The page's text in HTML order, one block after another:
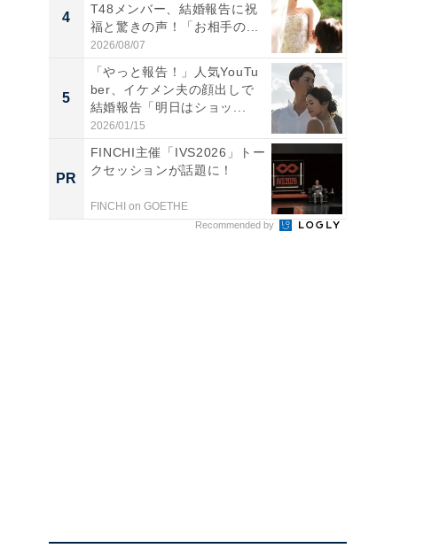
4
T48メンバー、結婚報告に祝
福と驚きの声！「お相手の...
2026/08/07
5
「やっと報告！」人気YouTu
ber、イケメン夫の顔出しで
結婚報告「明日はショッ...
2026/01/15
PR
FINCHI主催「IVS2026」トー
クセッションが話題に！
FINCHI on GOETHE
Recommended by